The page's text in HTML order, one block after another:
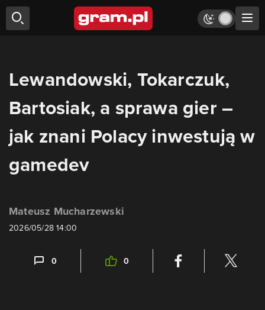
Lewandowski, Tokarczuk,
Bartosiak, a sprawa gier –
jak znani Polacy inwestują w
gamedev
Mateusz Mucharzewski
2026/05/28 14:00
0 0